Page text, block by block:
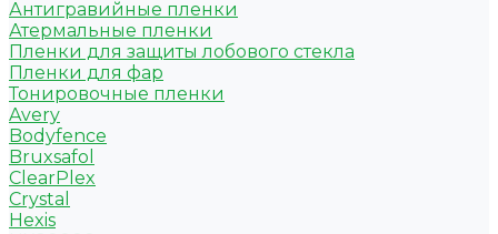
Антигравийные пленки
Атермальные пленки
Пленки для защиты лобового стекла
Пленки для фар
Тонировочные пленки
Avery
Bodyfence
Bruxsafol
ClearPlex
Crystal
Hexis